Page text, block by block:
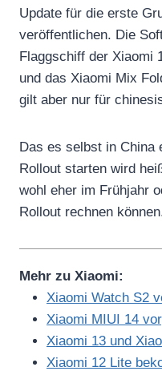
Update für die erste
veröffentlichen. Die
Flaggschiff der Xiaomi
und das Xiaomi Mix
gilt aber nur für
Das es selbst in China
Rollout starten wird
wohl eher im Frühjahr
Rollout rechnen
Mehr zu Xiaomi:
Xiaomi Watch S2
Xiaomi MIUI 14
Xiaomi 13 und
Xiaomi 12 Lite